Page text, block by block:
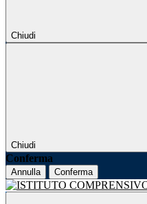
Chiudi
Chiudi
Conferma
Annulla Conferma